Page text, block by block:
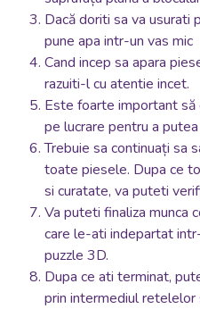
Dacă doriti sa va usurati
pune apa intr-un vas mic
Cand incep sa apara
razuiti-l cu atentie incet.
Este foarte important
pe lucrare pentru a
Trebuie sa continuați sa
toate piesele. Dupa ce
si curatate, va puteti
Va puteti finaliza munca
care le-ati indepartat
puzzle 3D.
Dupa ce ati terminat,
prin intermediul retelelor